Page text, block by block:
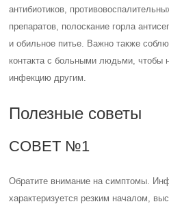
антибиотиков,
препаратов, полоскание горла
и обильное питье. Важно также
контакта с больными людьми, чтобы
инфекцию другим.
Полезные советы
СОВЕТ №1
Обратите внимание на симптомы.
характеризуется резким началом,